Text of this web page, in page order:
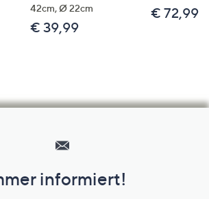
42cm, Ø 22cm
€ 39,99
€ 72,99
informiert!